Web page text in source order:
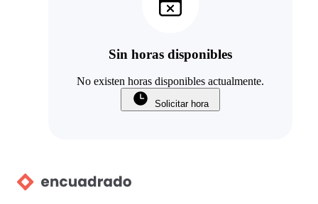
Sin horas disponibles
No existen horas disponibles actualmente.
Solicitar hora